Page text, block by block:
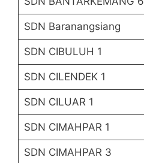
SDN Baranangsiang
SDN CIBULUH 1
SDN CILENDEK 1
SDN CILUAR 1
SDN CIMAHPAR 1
SDN CIMAHPAR 3